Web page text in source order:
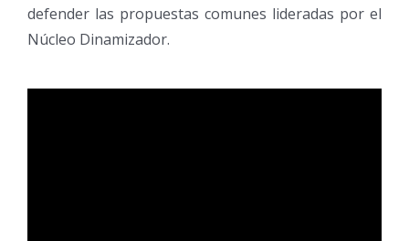
defender las propuestas comunes lideradas por el
Núcleo Dinamizador.